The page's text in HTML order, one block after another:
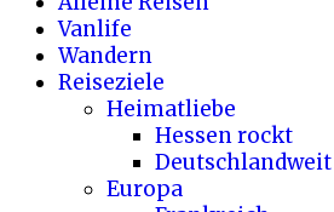
Vanlife
Wandern
Reiseziele
Heimatliebe
Hessen rockt
Deutschlandweit
Europa